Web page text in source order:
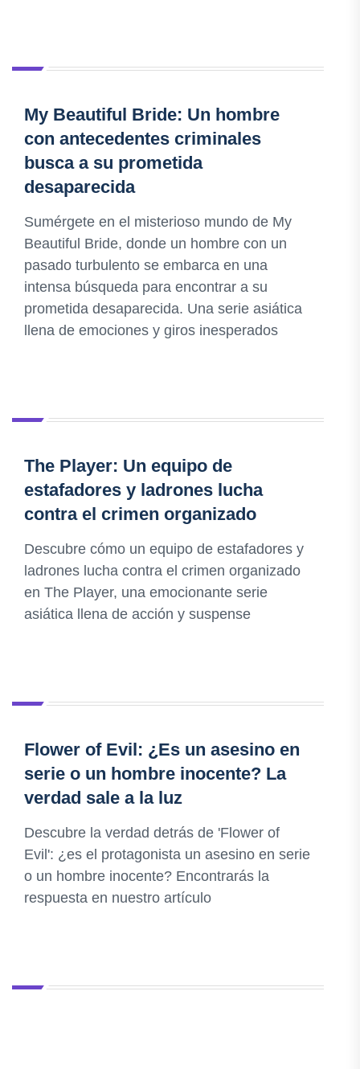
My Beautiful Bride: Un hombre
con antecedentes criminales
busca a su prometida
desaparecida
Sumérgete en el misterioso mundo de My
Beautiful Bride, donde un hombre con un
pasado turbulento se embarca en una
intensa búsqueda para encontrar a su
prometida desaparecida. Una serie asiática
llena de emociones y giros inesperados
The Player: Un equipo de
estafadores y ladrones lucha
contra el crimen organizado
Descubre cómo un equipo de estafadores y
ladrones lucha contra el crimen organizado
en The Player, una emocionante serie
asiática llena de acción y suspense
Flower of Evil: ¿Es un asesino en
serie o un hombre inocente? La
verdad sale a la luz
Descubre la verdad detrás de 'Flower of
Evil': ¿es el protagonista un asesino en serie
o un hombre inocente? Encontrarás la
respuesta en nuestro artículo